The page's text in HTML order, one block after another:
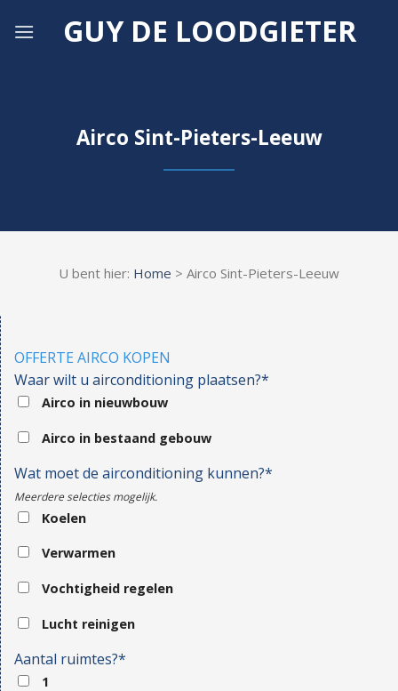
GUY DE LOODGIETER
Airco Sint-Pieters-Leeuw
U bent hier: Home > Airco Sint-Pieters-Leeuw
OFFERTE AIRCO KOPEN
Waar wilt u airconditioning plaatsen?*
Airco in nieuwbouw
Airco in bestaand gebouw
Wat moet de airconditioning kunnen?*
Meerdere selecties mogelijk.
Koelen
Verwarmen
Vochtigheid regelen
Lucht reinigen
Aantal ruimtes?*
1